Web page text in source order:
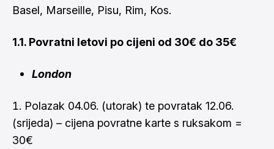
Basel, Marseille, Pisu, Rim, Kos.
1.1. Povratni letovi po cijeni od 30€ do 35€
London
Polazak 04.06. (utorak) te povratak 12.06.
(srijeda) – cijena povratne karte s ruksakom =
30€